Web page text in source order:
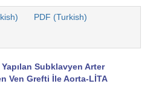
PDF (Turkish)
Subklavyen Arter
Ven Grefti İle Aorta-LİTA